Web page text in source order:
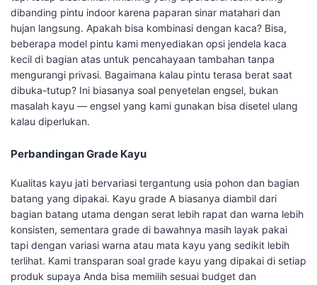
dibanding pintu indoor karena paparan sinar matahari dan
hujan langsung. Apakah bisa kombinasi dengan kaca? Bisa,
beberapa model pintu kami menyediakan opsi jendela kaca
kecil di bagian atas untuk pencahayaan tambahan tanpa
mengurangi privasi. Bagaimana kalau pintu terasa berat saat
dibuka-tutup? Ini biasanya soal penyetelan engsel, bukan
masalah kayu — engsel yang kami gunakan bisa disetel ulang
kalau diperlukan.
Perbandingan Grade Kayu
Kualitas kayu jati bervariasi tergantung usia pohon dan bagian
batang yang dipakai. Kayu grade A biasanya diambil dari
bagian batang utama dengan serat lebih rapat dan warna lebih
konsisten, sementara grade di bawahnya masih layak pakai
tapi dengan variasi warna atau mata kayu yang sedikit lebih
terlihat. Kami transparan soal grade kayu yang dipakai di setiap
produk supaya Anda bisa memilih sesuai budget dan